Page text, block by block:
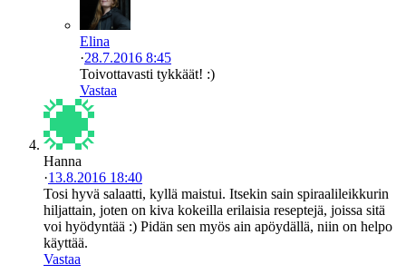
Elina
·28.7.2016 8:45
Toivottavasti tykkäät! :)
Vastaa
Hanna
·13.8.2016 18:40
Tosi hyvä salaatti, kyllä maistui. Itsekin sain spiraalileikkurin
hiljattain, joten on kiva kokeilla erilaisia reseptejä, joissa sitä
voi hyödyntää :) Pidän sen myös ain apöydällä, niin on helpo
käyttää.
Vastaa